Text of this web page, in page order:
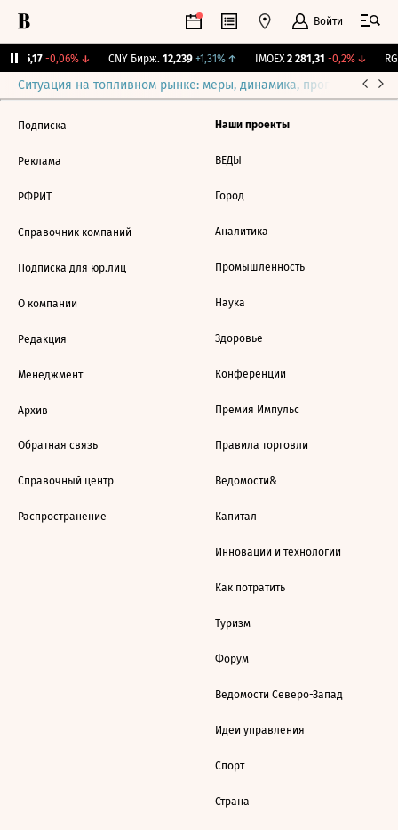
Войти
115,17 -0,06%↓ CNY Бирж. 12,239 +1,31%↑ IMOEX 2 281,31 -0,2%↓
Ситуация на топливном рынке: меры, динамика, прогнозы
Подписка
Реклама
РФРИТ
Справочник компаний
Подписка для юр.лиц
О компании
Редакция
Менеджмент
Архив
Обратная связь
Справочный центр
Распространение
Наши проекты
ВЕДЫ
Город
Аналитика
Промышленность
Наука
Здоровье
Конференции
Премия Импульс
Правила торговли
Ведомости&
Капитал
Инновации и технологии
Как потратить
Туризм
Форум
Ведомости Северо-Запад
Идеи управления
Спорт
Страна